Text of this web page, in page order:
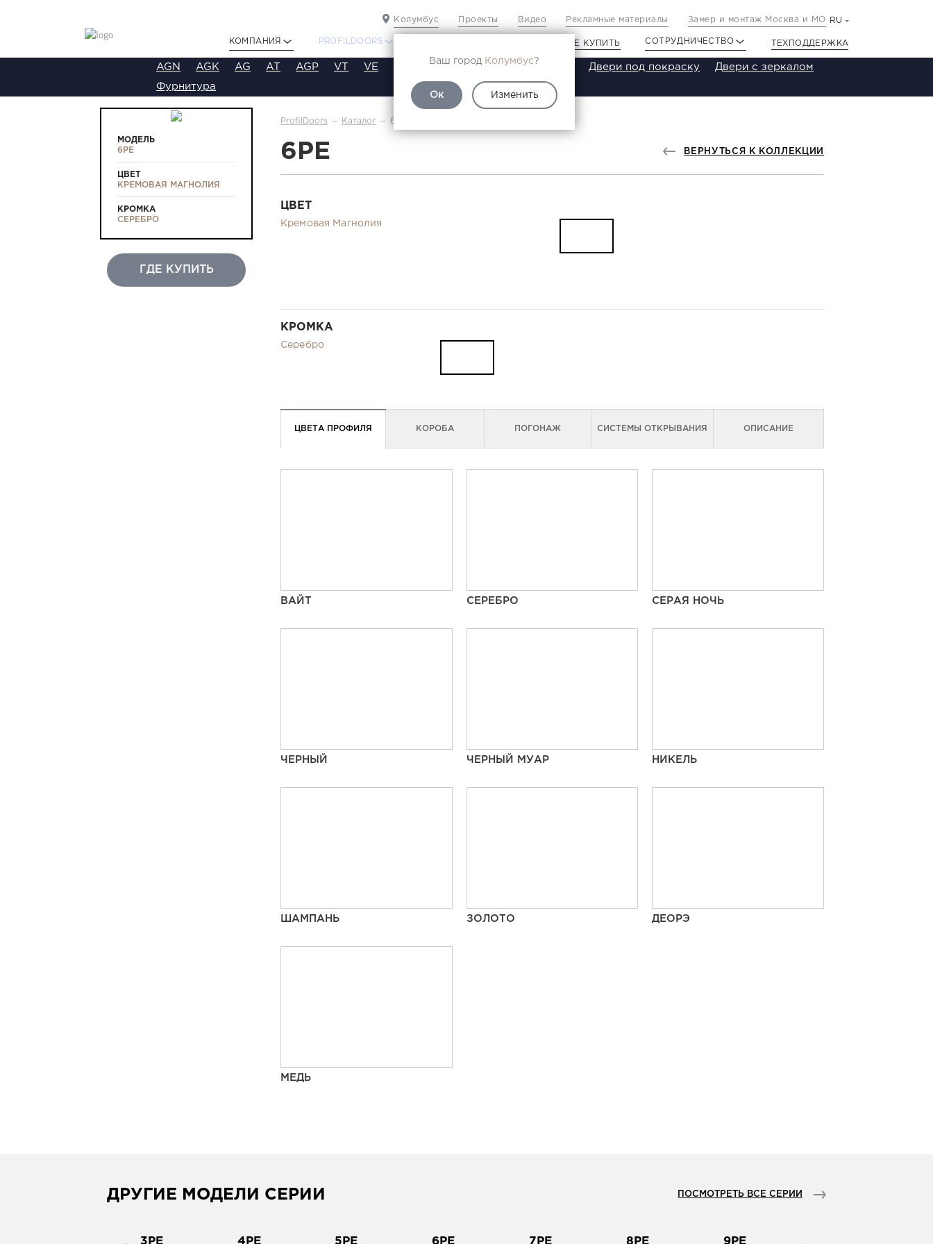
Колумбус
Ваш город Колумбус?
Ок Изменить
Проекты Видео Рекламные материалы Замер и монтаж Москва и МО RU
КОМПАНИЯ PROFILDOORS ГДЕ КУПИТЬ СОТРУДНИЧЕСТВО ТЕХПОДДЕРЖКА
AGN AGK AG AT AGP VT VE SA SE ST SW Двери под покраску Двери с зеркалом
Фурнитура
МОДЕЛЬ
6PE
ЦВЕТ
КРЕМОВАЯ МАГНОЛИЯ
КРОМКА
СЕРЕБРО
ГДЕ КУПИТЬ
ProfilDoors Каталог 6PE
6PE ВЕРНУТЬСЯ К КОЛЛЕКЦИИ
ЦВЕТ
Кремовая Магнолия
КРОМКА
Серебро
ЦВЕТА ПРОФИЛЯ КОРОБА ПОГОНАЖ СИСТЕМЫ ОТКРЫВАНИЯ ОПИСАНИЕ
ВАЙТ СЕРЕБРО СЕРАЯ НОЧЬ
ЧЕРНЫЙ ЧЕРНЫЙ МУАР НИКЕЛЬ
ШАМПАНЬ ЗОЛОТО ДЕОРЭ
МЕДЬ
ДРУГИЕ МОДЕЛИ СЕРИИ ПОСМОТРЕТЬ ВСЕ СЕРИИ
3PE 4PE 5PE 6PE 7PE 8PE 9PE